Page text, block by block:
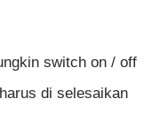
switch on / off
di selesaikan